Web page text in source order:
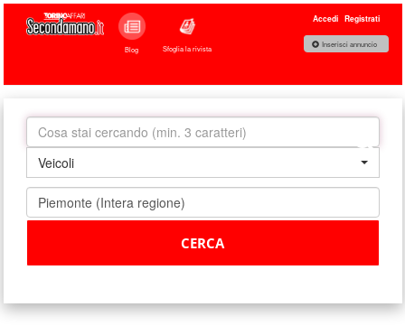
Blog Sfoglia la rivista
Accedi Registrati
Inserisci annuncio
Veicoli